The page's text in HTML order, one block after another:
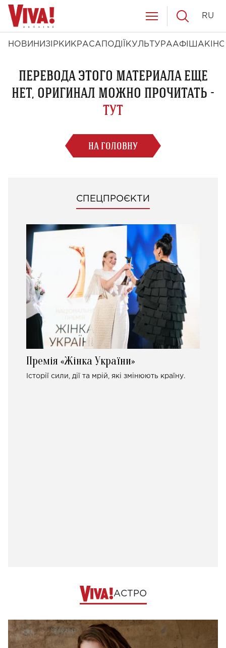
НОВИНИ ЗІРКИ КРАСА ПОДІЇ КУЛЬТУРААФІША КІНО
RU
ПЕРЕВОДА ЭТОГО МАТЕРИАЛА ЕЩЕ
НЕТ, ОРИГИНАЛ МОЖНО ПРОЧИТАТЬ -
ТУТ
НА ГОЛОВНУ
СПЕЦПРОЄКТИ
Премія «Жінка України»
Історії сили, дії та мрій, які змінюють країну.
АСТРО